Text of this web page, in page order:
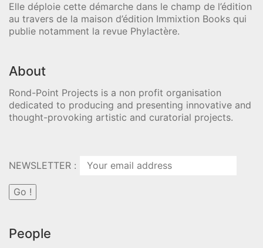
Elle déploie cette démarche dans le champ de l’édition
au travers de la maison d’édition Immixtion Books qui
publie notamment la revue Phylactère.
About
Rond-Point Projects is a non profit organisation
dedicated to producing and presenting innovative and
thought-provoking artistic and curatorial projects.
NEWSLETTER :
People